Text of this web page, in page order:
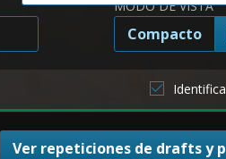
MODO DE VISTA
Compacto
Ver repeticiones de drafts y